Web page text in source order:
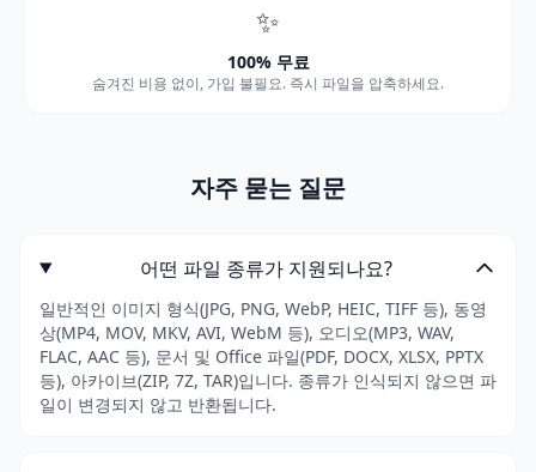
✨
100% 무료
숨겨진 비용 없이, 가입 불필요. 즉시 파일을 압축하세요.
자주 묻는 질문
어떤 파일 종류가 지원되나요?
일반적인 이미지 형식(JPG, PNG, WebP, HEIC, TIFF 등), 동영
상(MP4, MOV, MKV, AVI, WebM 등), 오디오(MP3, WAV,
FLAC, AAC 등), 문서 및 Office 파일(PDF, DOCX, XLSX, PPTX
등), 아카이브(ZIP, 7Z, TAR)입니다. 종류가 인식되지 않으면 파
일이 변경되지 않고 반환됩니다.